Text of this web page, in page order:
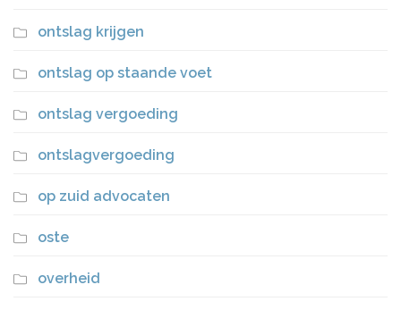
ontslag krijgen
ontslag op staande voet
ontslag vergoeding
ontslagvergoeding
op zuid advocaten
oste
overheid